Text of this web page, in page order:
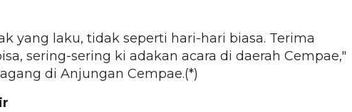
yang laku, tidak seperti hari-hari biasa. Terima
sering-sering ki adakan acara di daerah Cempae,"
di Anjungan Cempae.(*)